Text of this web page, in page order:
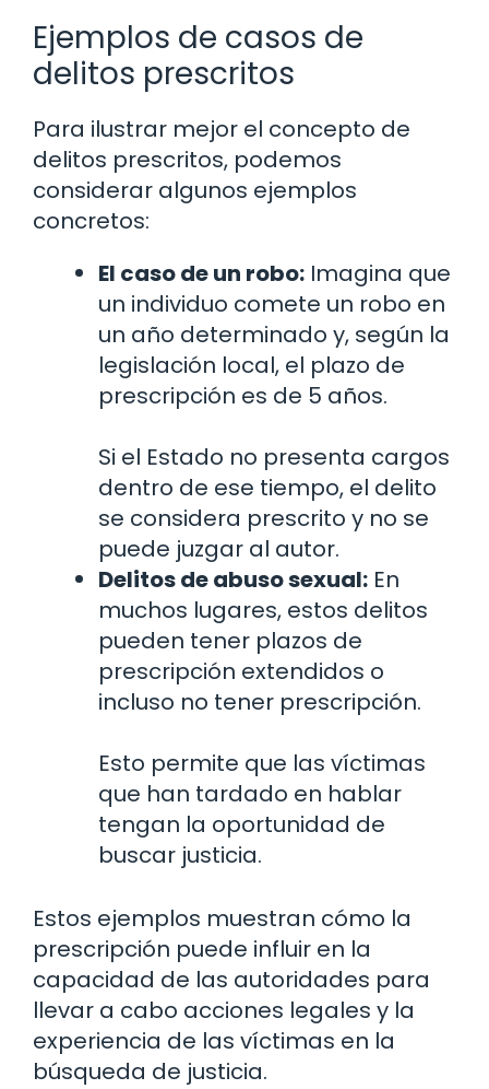
Ejemplos de casos de
delitos prescritos
Para ilustrar mejor el concepto de
delitos prescritos, podemos
considerar algunos ejemplos
concretos:
El caso de un robo: Imagina que
un individuo comete un robo en
un año determinado y, según la
legislación local, el plazo de
prescripción es de 5 años.
Si el Estado no presenta cargos
dentro de ese tiempo, el delito
se considera prescrito y no se
puede juzgar al autor.
Delitos de abuso sexual: En
muchos lugares, estos delitos
pueden tener plazos de
prescripción extendidos o
incluso no tener prescripción.
Esto permite que las víctimas
que han tardado en hablar
tengan la oportunidad de
buscar justicia.
Estos ejemplos muestran cómo la
prescripción puede influir en la
capacidad de las autoridades para
llevar a cabo acciones legales y la
experiencia de las víctimas en la
búsqueda de justicia.